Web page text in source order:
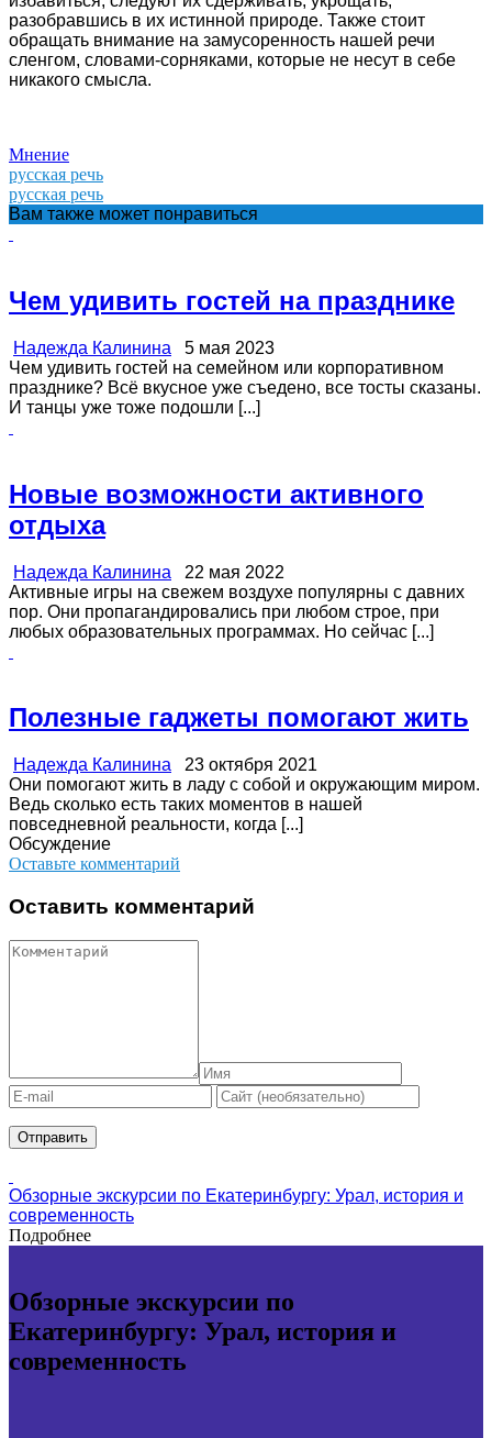
разобравшись в их истинной природе. Также стоит
обращать внимание на замусоренность нашей речи
сленгом, словами-сорняками, которые не несут в себе
никакого смысла.
Мнение
русская речь
русская речь
Вам также может понравиться
Чем удивить гостей на празднике
Надежда Калинина 5 мая 2023
Чем удивить гостей на семейном или корпоративном
празднике? Всё вкусное уже съедено, все тосты сказаны.
И танцы уже тоже подошли [...]
Новые возможности активного
отдыха
Надежда Калинина 22 мая 2022
Активные игры на свежем воздухе популярны с давних
пор. Они пропагандировались при любом строе, при
любых образовательных программах. Но сейчас [...]
Полезные гаджеты помогают жить
Надежда Калинина 23 октября 2021
Они помогают жить в ладу с собой и окружающим миром.
Ведь сколько есть таких моментов в нашей
повседневной реальности, когда [...]
Обсуждение
Оставьте комментарий
Оставить комментарий
Обзорные экскурсии по Екатеринбургу: Урал, история и
современность
Подробнее
Обзорные экскурсии по
Екатеринбургу: Урал, история и
современность